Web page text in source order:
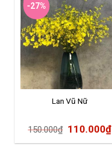
-27%
Lan Vũ Nữ
150.000₫ 110.000₫